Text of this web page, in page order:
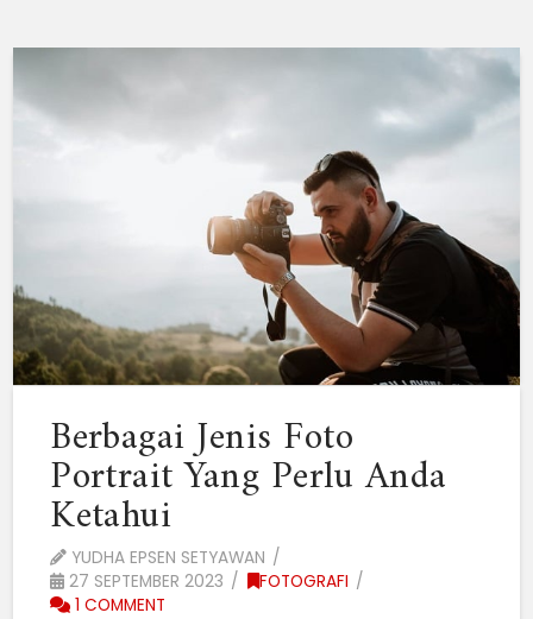
Berbagai Jenis Foto
Portrait Yang Perlu Anda
Ketahui
YUDHA EPSEN SETYAWAN
27 SEPTEMBER 2023
FOTOGRAFI
1 COMMENT